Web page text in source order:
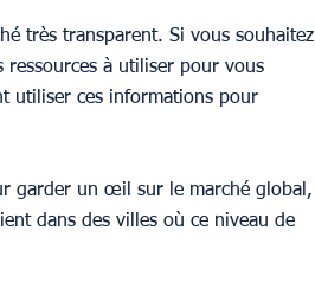
très transparent. Si vous souhaitez
ressources à utiliser pour vous
utiliser ces informations pour
garder un œil sur le marché global,
dans des villes où ce niveau de